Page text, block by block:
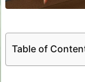
Table of